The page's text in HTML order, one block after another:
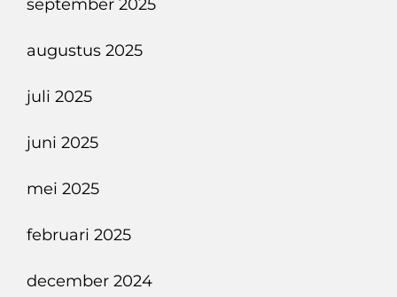
september 2025
augustus 2025
juli 2025
juni 2025
mei 2025
februari 2025
december 2024